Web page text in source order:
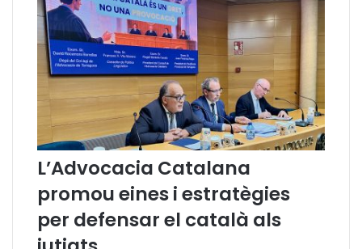
n
s
a
q
u
e
p
r
o
t
g
e
i
L’Advocacia Catalana
promou eines i estratègies
per defensar el català als